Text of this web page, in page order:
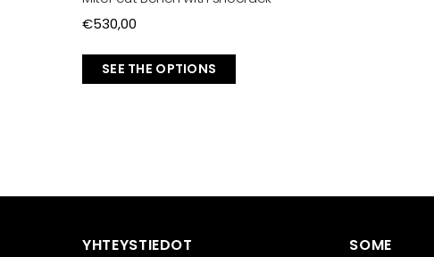
€530,00
SEE THE OPTIONS
YHTEYSTIEDOT SOME